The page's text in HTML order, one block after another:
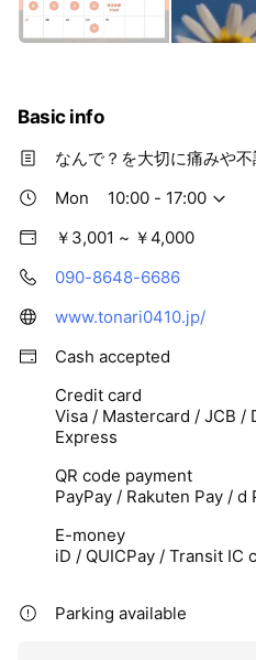
Basic info
なんで？を大切に痛みや
Mon
10:00 - 17:00
￥3,001 ~ ￥4,000
090-8648-6686
www.tonari0410.jp/
Cash accepted
Credit card
Visa / Mastercard / JCB /
Express
QR code payment
PayPay / Rakuten Pay / d
E-money
iD / QUICPay / Transit IC
Parking available